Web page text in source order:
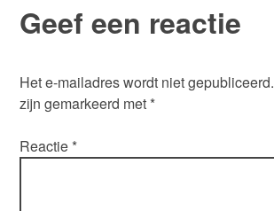
Geef een reactie
Het e-mailadres wordt niet gepubliceerd.
zijn gemarkeerd met *
Reactie *